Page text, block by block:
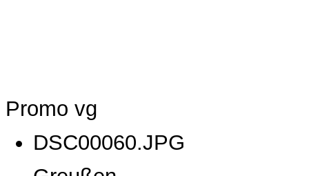
Promo vg
DSC00060.JPG